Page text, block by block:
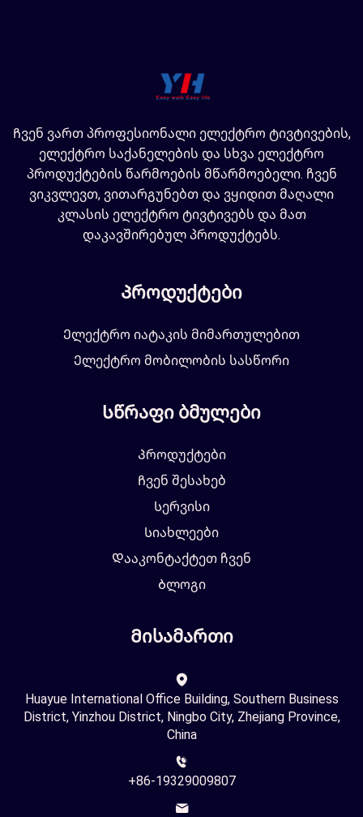
Ჩვენ ვართ პროფესიონალი ელექტრო ტივტივების,
ელექტრო საქანელების და სხვა ელექტრო
პროდუქტების წარმოების მწარმოებელი. ჩვენ
ვიკვლევთ, ვითარგუნებთ და ვყიდით მაღალი
კლასის ელექტრო ტივტივებს და მათ
დაკავშირებულ პროდუქტებს.
Პროდუქტები
Ელექტრო იატაკის მიმართულებით
Ელექტრო მობილობის სასწორი
Სწრაფი ბმულები
Პროდუქტები
Ჩვენ შესახებ
Სერვისი
Სიახლეები
Დააკონტაქტეთ ჩვენ
Ბლოგი
Მისამართი
Huayue International Office Building, Southern Business
District, Yinzhou District, Ningbo City, Zhejiang Province,
China
+86-19329009807